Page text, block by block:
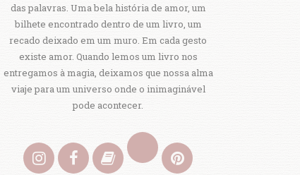
das palavras. Uma bela história de amor, um
bilhete encontrado dentro de um livro, um
recado deixado em um muro. Em cada gesto
existe amor. Quando lemos um livro nos
entregamos à magia, deixamos que nossa alma
viaje para um universo onde o inimaginável
pode acontecer.